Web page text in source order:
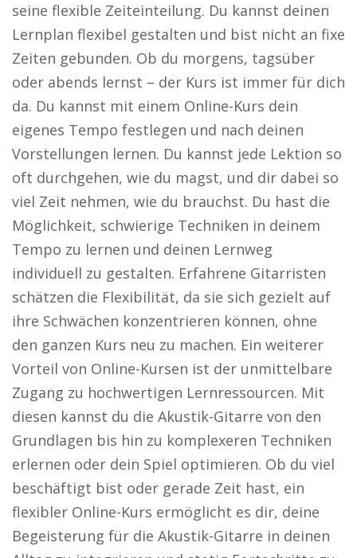
seine flexible Zeiteinteilung. Du kannst deinen
Lernplan flexibel gestalten und bist nicht an fixe
Zeiten gebunden. Ob du morgens, tagsüber
oder abends lernst – der Kurs ist immer für dich
da. Du kannst mit einem Online-Kurs dein
eigenes Tempo festlegen und nach deinen
Vorstellungen lernen. Du kannst jede Lektion so
oft durchgehen, wie du magst, und dir dabei so
viel Zeit nehmen, wie du brauchst. Du hast die
Möglichkeit, schwierige Techniken in deinem
Tempo zu lernen und deinen Lernweg
individuell zu gestalten. Erfahrene Gitarristen
schätzen die Flexibilität, da sie sich gezielt auf
ihre Schwächen konzentrieren können, ohne
den ganzen Kurs neu zu machen. Ein weiterer
Vorteil von Online-Kursen ist der unmittelbare
Zugang zu hochwertigen Lernressourcen. Mit
diesen kannst du die Akustik-Gitarre von den
Grundlagen bis hin zu komplexeren Techniken
erlernen oder dein Spiel optimieren. Ob du viel
beschäftigt bist oder gerade Zeit hast, ein
flexibler Online-Kurs ermöglicht es dir, deine
Begeisterung für die Akustik-Gitarre in deinen